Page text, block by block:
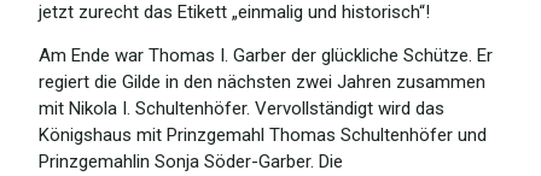
jetzt zurecht das Etikett „einmalig und historisch“!
Am Ende war Thomas I. Garber der glückliche Schütze. Er
regiert die Gilde in den nächsten zwei Jahren zusammen
mit Nikola I. Schultenhöfer. Vervollständigt wird das
Königshaus mit Prinzgemahl Thomas Schultenhöfer und
Prinzgemahlin Sonja Söder-Garber. Die